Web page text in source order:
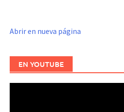
Abrir en nueva página
EN YOUTUBE